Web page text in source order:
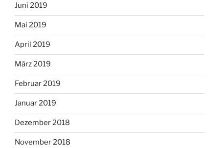
Juni 2019
Mai 2019
April 2019
März 2019
Februar 2019
Januar 2019
Dezember 2018
November 2018